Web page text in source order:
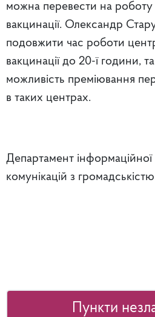
можна перевести на роботу
вакцинації. Олександр
подовжити час роботи
вакцинації до 20-ї години,
можливість преміювання
в таких центрах.
Департамент інформаційної
комунікацій з громадськістю
Пункти